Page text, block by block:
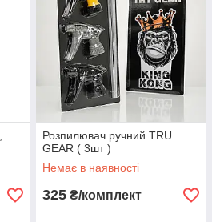
Розпилювач ручний TRU
GEAR ( 3шт )
Немає в наявності
325 ₴/комплект